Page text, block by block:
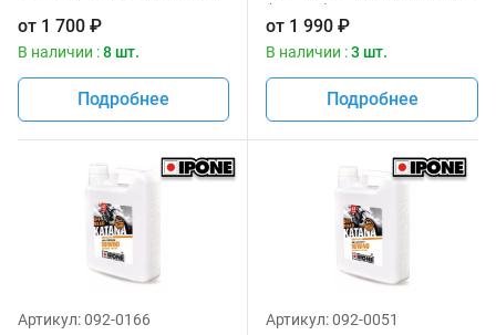
от 1 700 ₽
В наличии :8 шт.
Подробнее
(1 литр) для мотоциклов
от 1 990 ₽
В наличии :3 шт.
Подробнее
Артикул:092-0166 Артикул:092-0051